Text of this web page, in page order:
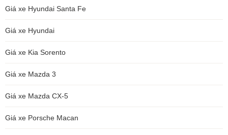
Giá xe Hyundai Santa Fe
Giá xe Hyundai
Giá xe Kia Sorento
Giá xe Mazda 3
Giá xe Mazda CX-5
Giá xe Porsche Macan